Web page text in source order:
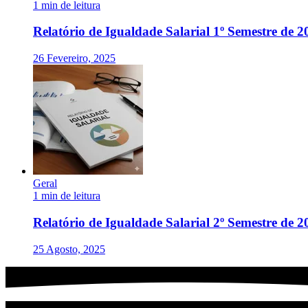
1 min de leitura
Relatório de Igualdade Salarial 1º Semestre de
26 Fevereiro, 2025
Geral
1 min de leitura
Relatório de Igualdade Salarial 2º Semestre de
25 Agosto, 2025